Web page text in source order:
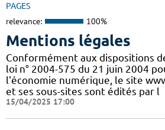
PAGES
relevance: 100%
Mentions légales
Conformément aux dispositions
loi n° 2004-575 du 21 juin 2004
l'économie numérique, le site
et ses sous-sites sont édités par l
15/04/2025 17:00